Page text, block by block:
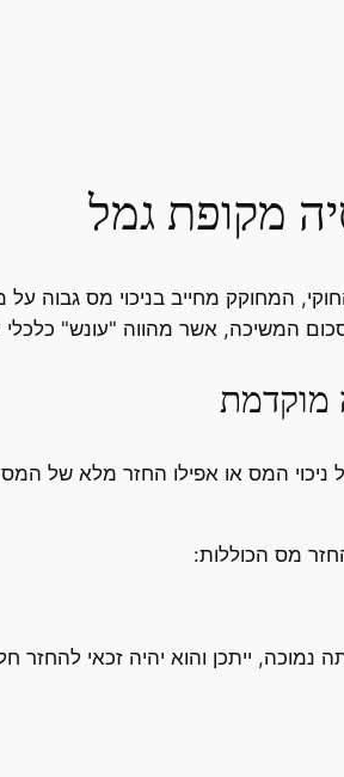
מקופת גמל
המחוקק מחייב בניכוי מס גבוה על
מוקדמת
ניכוי המס או אפילו החזר מלא של
מס הכוללות:
ייתכן והוא יהיה זכאי